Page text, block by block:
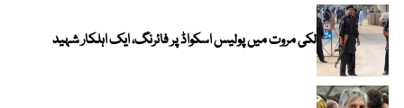
لکی مروت میں پولیس اسکواڈ پر فائرنگ، ایک اہلکار شہید